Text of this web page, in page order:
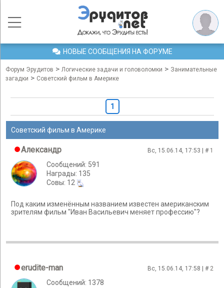
НОВЫЕ СООБЩЕНИЯ НА ФОРУМЕ
Форум Эрудитов > Логические задачи и головоломки > Занимательные
загадки > Советский фильм в Америке
1
Советский фильм в Америке
Александр Вс, 15.06.14, 17:53 | # 1
Сообщений: 591
Награды: 135
Cовы: 12
Под каким изменённым названием известен американским
зрителям фильм "Иван Васильевич меняет профессию"?
erudite-man Вс, 15.06.14, 17:58 | # 2
Сообщений: 1378